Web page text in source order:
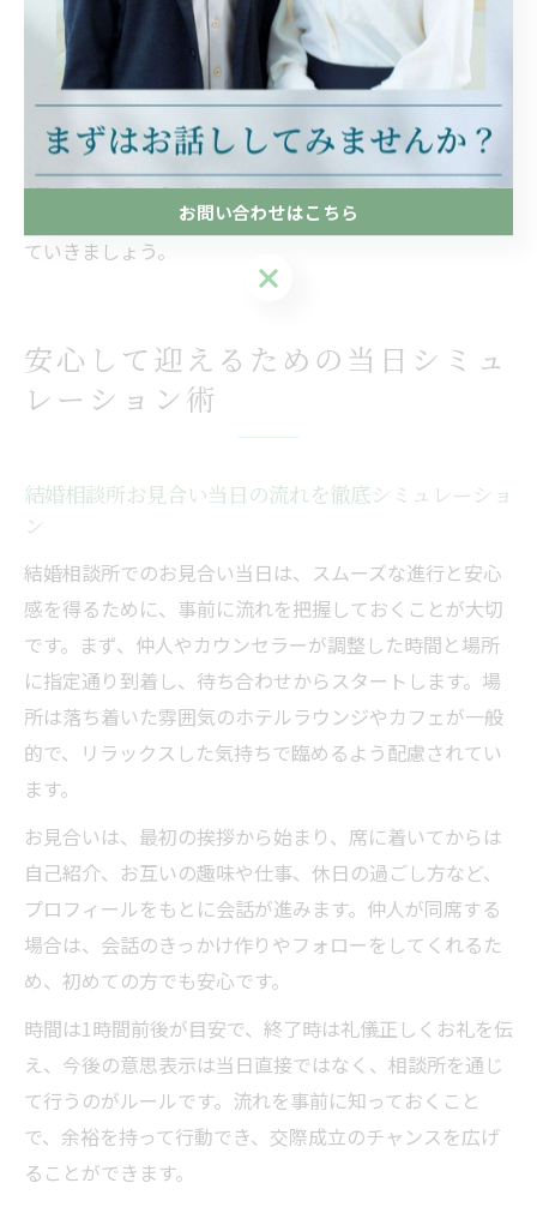
り全般でマナーを意識することが成功のコツとなりま
す。
交際が成立しやすい方の特徴として、「相手を思いやる
心配り」「コミュニケーション力」「素直な気持ちの表
現」が挙げられます。相談所のカウンセラーに相談しな
がら、不安や疑問を解消し、前向きな姿勢で婚活を進め
ていきましょう。
安心して迎えるための当日シミュ
レーション術
結婚相談所お見合い当日の流れを徹底シミュレーショ
ン
結婚相談所でのお見合い当日は、スムーズな進行と安心
感を得るために、事前に流れを把握しておくことが大切
です。まず、仲人やカウンセラーが調整した時間と場所
に指定通り到着し、待ち合わせからスタートします。場
所は落ち着いた雰囲気のホテルラウンジやカフェが一般
的で、リラックスした気持ちで臨めるよう配慮されてい
ます。
お見合いは、最初の挨拶から始まり、席に着いてからは
自己紹介、お互いの趣味や仕事、休日の過ごし方など、
プロフィールをもとに会話が進みます。仲人が同席する
場合は、会話のきっかけ作りやフォローをしてくれるた
め、初めての方でも安心です。
時間は1時間前後が目安で、終了時は礼儀正しくお礼を伝
え、今後の意思表示は当日直接ではなく、相談所を通じ
て行うのがルールです。流れを事前に知っておくこと
で、余裕を持って行動でき、交際成立のチャンスを広げ
ることができます。
お問い合わせはこちら
お問い合わせはこちら